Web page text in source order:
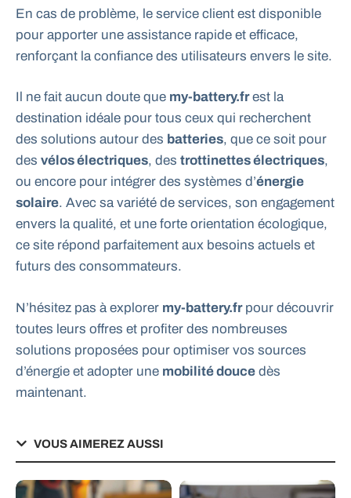
En cas de problème, le service client est disponible
pour apporter une assistance rapide et efficace,
renforçant la confiance des utilisateurs envers le site.
Il ne fait aucun doute que my-battery.frest la
destination idéale pour tous ceux qui recherchent
des solutions autour des batteries, que ce soit pour
des vélos électriques, des trottinettes électriques,
ou encore pour intégrer des systèmes d’énergie
solaire. Avec sa variété de services, son engagement
envers la qualité, et une forte orientation écologique,
ce site répond parfaitement aux besoins actuels et
futurs des consommateurs.
N’hésitez pas à explorer my-battery.frpour découvrir
toutes leurs offres et profiter des nombreuses
solutions proposées pour optimiser vos sources
d’énergie et adopter une mobilité douce dès
maintenant.
VOUS AIMEREZ AUSSI